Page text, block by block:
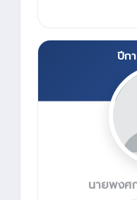
ปีก
นายพงศ